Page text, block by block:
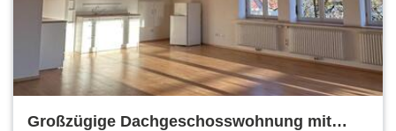
Großzügige Dachgeschosswohnung mit